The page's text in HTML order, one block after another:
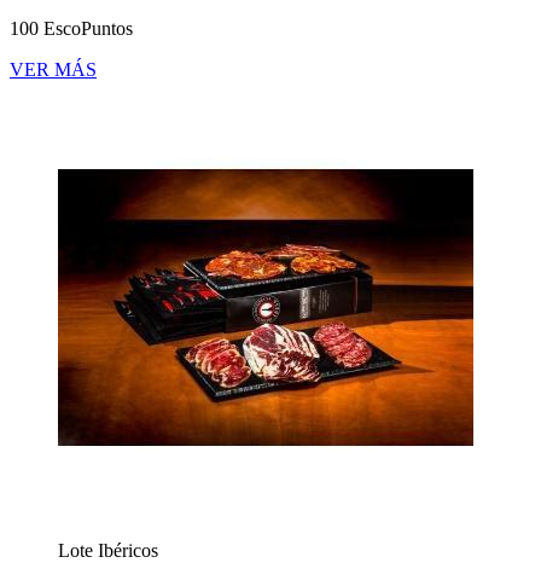
100 EscoPuntos
VER MÁS
Lote Ibéricos